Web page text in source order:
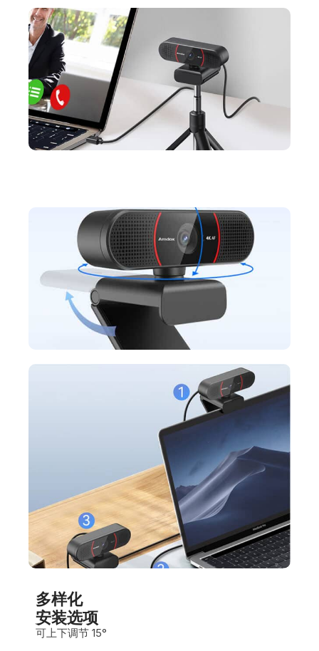
多样化
安装选项
可上下调节 15°